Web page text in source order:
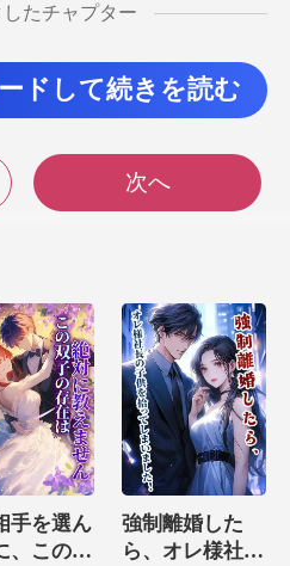
していません。 その上、ミ
たチャプター
ドして続きを読む
次へ
手を選ん
、この双
強制離婚した
ら、オレ様社長